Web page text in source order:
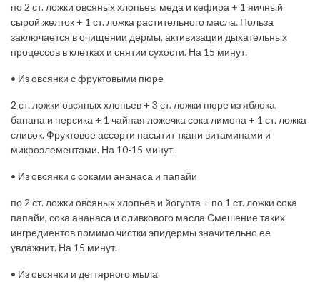
по 2 ст. ложки овсяных хлопьев, меда и кефира + 1 яичный
сырой желток + 1 ст. ложка растительного масла. Польза
заключается в очищении дермы, активизации дыхательных
процессов в клетках и снятии сухости. На 15 минут.
• Из овсянки с фруктовыми пюре
2 ст. ложки овсяных хлопьев + 3 ст. ложки пюре из яблока,
банана и персика + 1 чайная ложечка сока лимона + 1 ст. ложка
сливок. Фруктовое ассорти насытит ткани витаминами и
микроэлементами. На 10-15 минут.
• Из овсянки с соками ананаса и папайи
по 2 ст. ложки овсяных хлопьев и йогурта + по 1 ст. ложки сока
папайи, сока ананаса и оливкового масла Смешение таких
ингредиентов помимо чистки эпидермы значительно ее
увлажнит. На 15 минут.
• Из овсянки и дегтярного мыла